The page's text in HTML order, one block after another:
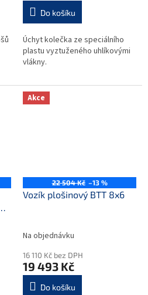
Do košíku
Úchyt kolečka ze speciálního
plastu vyztuženého uhlíkovými
vlákny.
Akce
22 504 Kč –13 %
Vozík plošinový BTT 8x6
Na objednávku
16 110 Kč bez DPH
19 493 Kč
Do košíku